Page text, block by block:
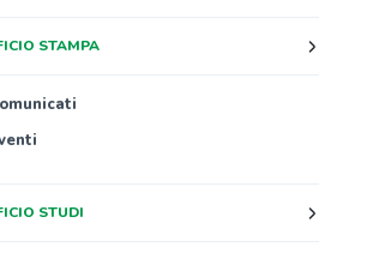
STAMPA
STUDI